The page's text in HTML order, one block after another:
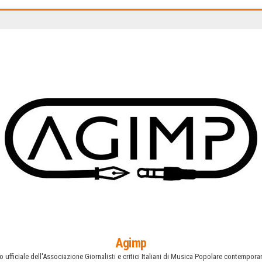
Agimp
ufficiale dell'Associazione Giornalisti e critici Italiani di Musica Popolare